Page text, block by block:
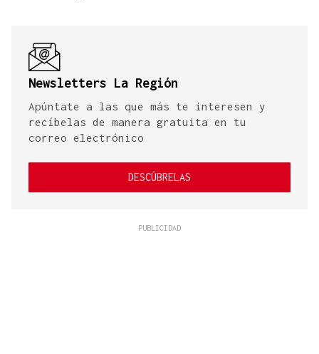
Newsletters La Región
Apúntate a las que más te interesen y
recíbelas de manera gratuita en tu
correo electrónico
DESCÚBRELAS